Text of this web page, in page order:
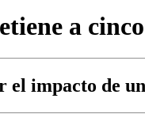
a
impacto de